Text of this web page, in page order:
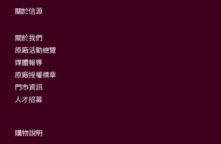
關於信源
關於我們
原廠活動總覽
媒體報導
原廠授權標章
門市資訊
人才招募
購物說明